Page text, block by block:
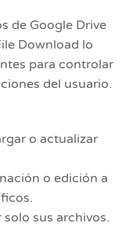
de Google Drive
Download lo
para controlar
del usuario.
o actualizar
o edición a
sus archivos.